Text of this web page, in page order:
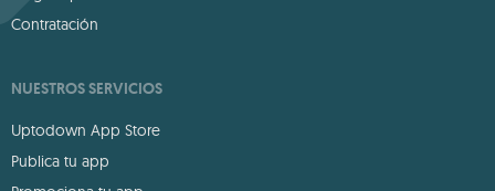
Contratación
NUESTROS SERVICIOS
Uptodown App Store
Publica tu app